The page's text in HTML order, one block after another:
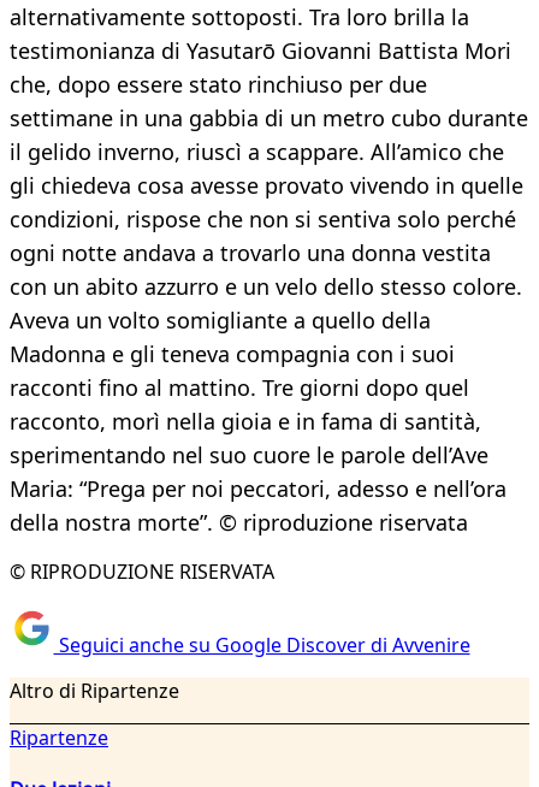
alternativamente sottoposti. Tra loro brilla la
testimonianza di Yasutarō Giovanni Battista Mori
che, dopo essere stato rinchiuso per due
settimane in una gabbia di un metro cubo durante
il gelido inverno, riuscì a scappare. All’amico che
gli chiedeva cosa avesse provato vivendo in quelle
condizioni, rispose che non si sentiva solo perché
ogni notte andava a trovarlo una donna vestita
con un abito azzurro e un velo dello stesso colore.
Aveva un volto somigliante a quello della
Madonna e gli teneva compagnia con i suoi
racconti fino al mattino. Tre giorni dopo quel
racconto, morì nella gioia e in fama di santità,
sperimentando nel suo cuore le parole dell’Ave
Maria: “Prega per noi peccatori, adesso e nell’ora
della nostra morte”. © riproduzione riservata
© RIPRODUZIONE RISERVATA
Seguici anche su Google Discover di Avvenire
Altro di Ripartenze
Ripartenze